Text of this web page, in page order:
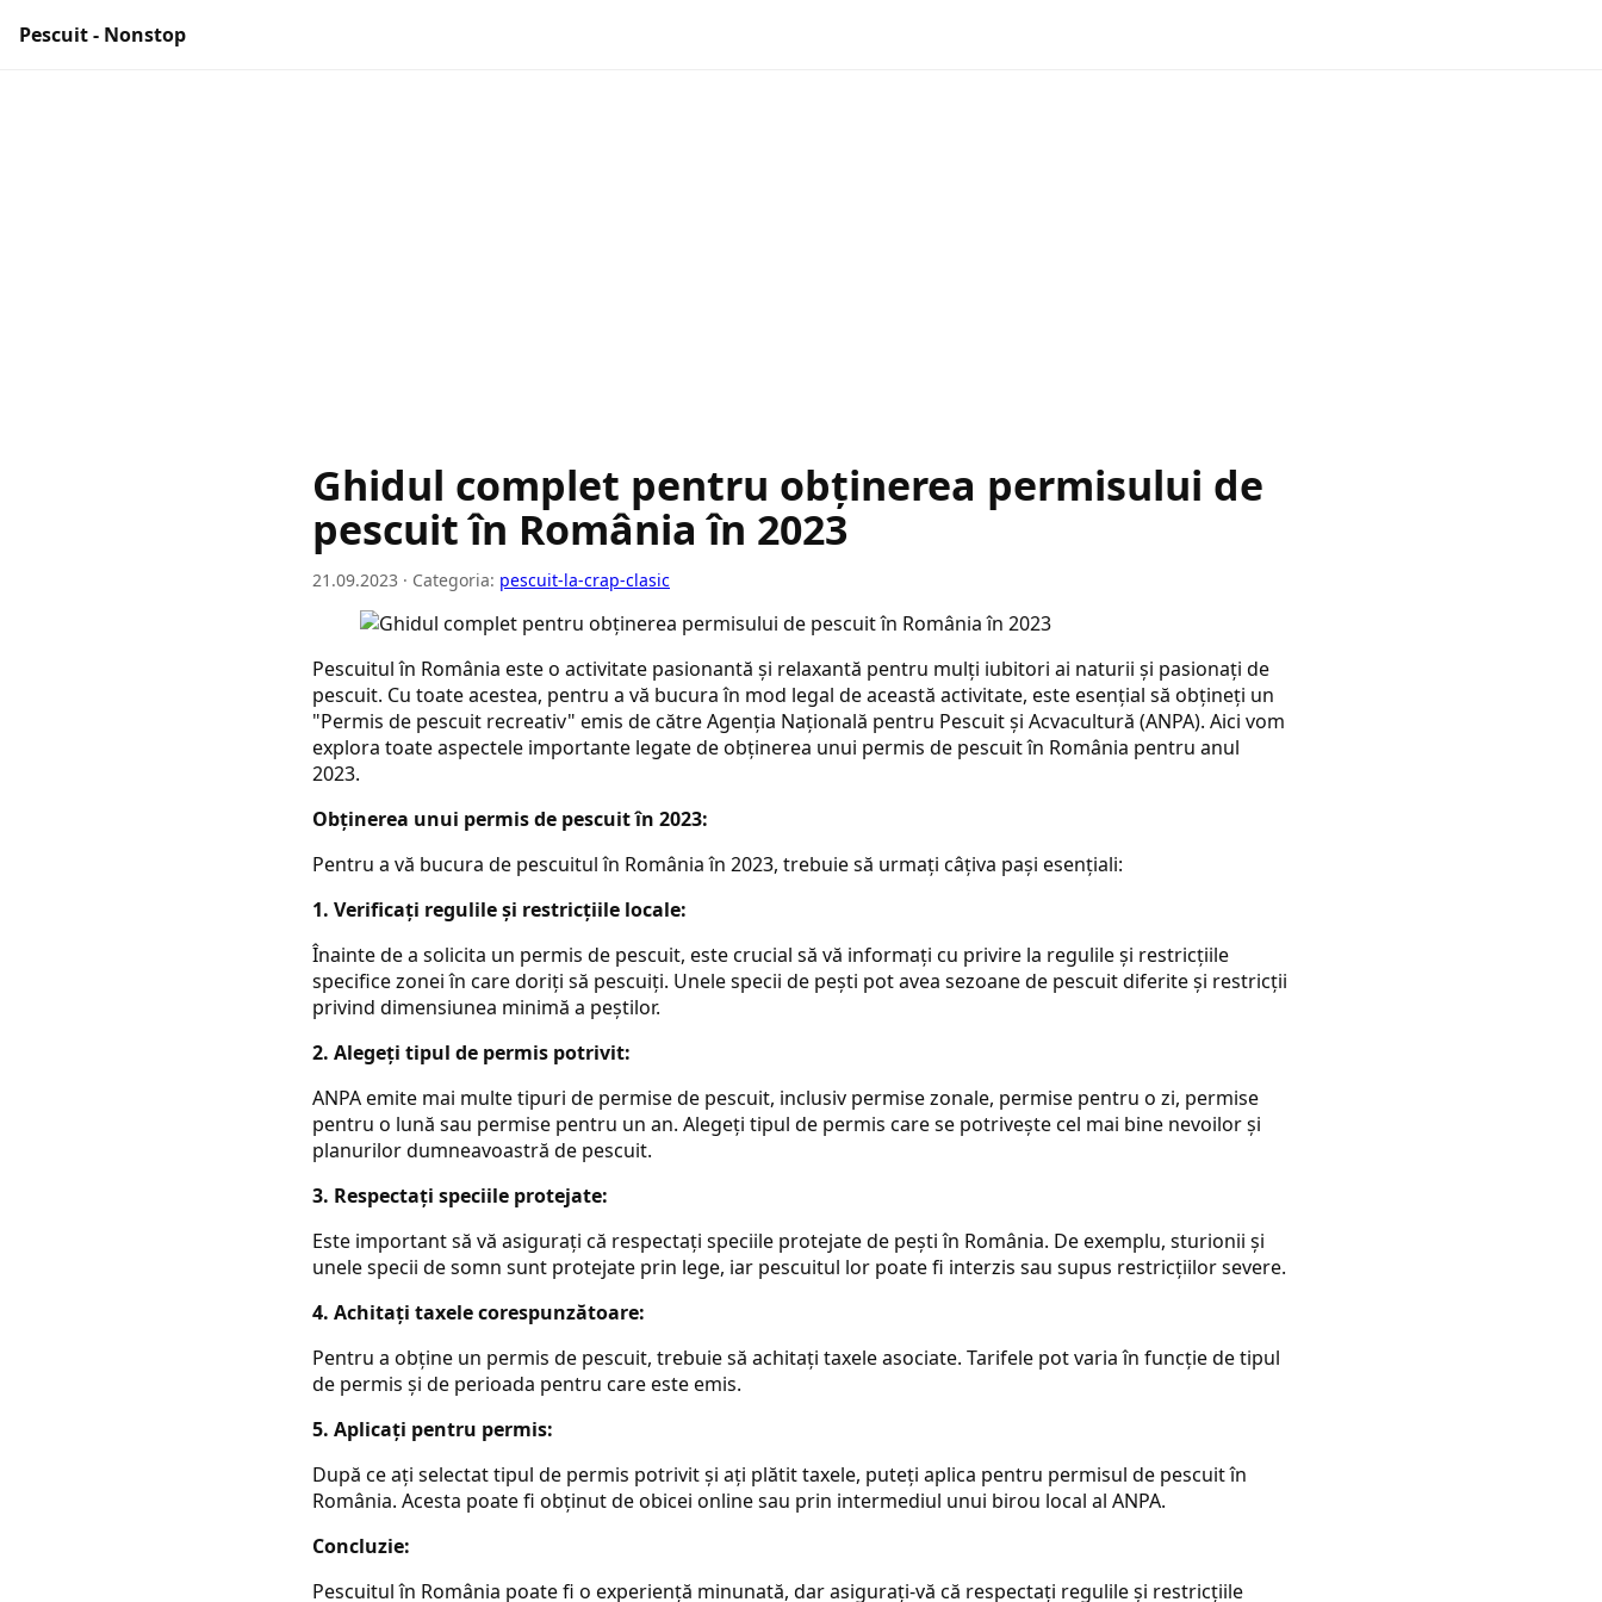
Pescuit - Nonstop
Ghidul complet pentru obținerea permisului de
pescuit în România în 2023
21.09.2023 · Categoria: pescuit-la-crap-clasic
Pescuitul în România este o activitate pasionantă și relaxantă pentru mulți iubitori ai naturii și pasionați de
pescuit. Cu toate acestea, pentru a vă bucura în mod legal de această activitate, este esențial să obțineți un
"Permis de pescuit recreativ" emis de către Agenția Națională pentru Pescuit și Acvacultură (ANPA). Aici vom
explora toate aspectele importante legate de obținerea unui permis de pescuit în România pentru anul
2023.
Obținerea unui permis de pescuit în 2023:
Pentru a vă bucura de pescuitul în România în 2023, trebuie să urmați câțiva pași esențiali:
1. Verificați regulile și restricțiile locale:
Înainte de a solicita un permis de pescuit, este crucial să vă informați cu privire la regulile și restricțiile
specifice zonei în care doriți să pescuiți. Unele specii de pești pot avea sezoane de pescuit diferite și restricții
privind dimensiunea minimă a peștilor.
2. Alegeți tipul de permis potrivit:
ANPA emite mai multe tipuri de permise de pescuit, inclusiv permise zonale, permise pentru o zi, permise
pentru o lună sau permise pentru un an. Alegeți tipul de permis care se potrivește cel mai bine nevoilor și
planurilor dumneavoastră de pescuit.
3. Respectați speciile protejate:
Este important să vă asigurați că respectați speciile protejate de pești în România. De exemplu, sturionii și
unele specii de somn sunt protejate prin lege, iar pescuitul lor poate fi interzis sau supus restricțiilor severe.
4. Achitați taxele corespunzătoare:
Pentru a obține un permis de pescuit, trebuie să achitați taxele asociate. Tarifele pot varia în funcție de tipul
de permis și de perioada pentru care este emis.
5. Aplicați pentru permis:
După ce ați selectat tipul de permis potrivit și ați plătit taxele, puteți aplica pentru permisul de pescuit în
România. Acesta poate fi obținut de obicei online sau prin intermediul unui birou local al ANPA.
Concluzie:
Pescuitul în România poate fi o experiență minunată, dar asigurați-vă că respectați regulile și restricțiile